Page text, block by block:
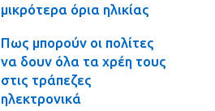
μικρότερα όρια ηλικίας
Πως μπορούν οι πολίτες
να δουν όλα τα χρέη τους
στις τράπεζες
ηλεκτρονικά